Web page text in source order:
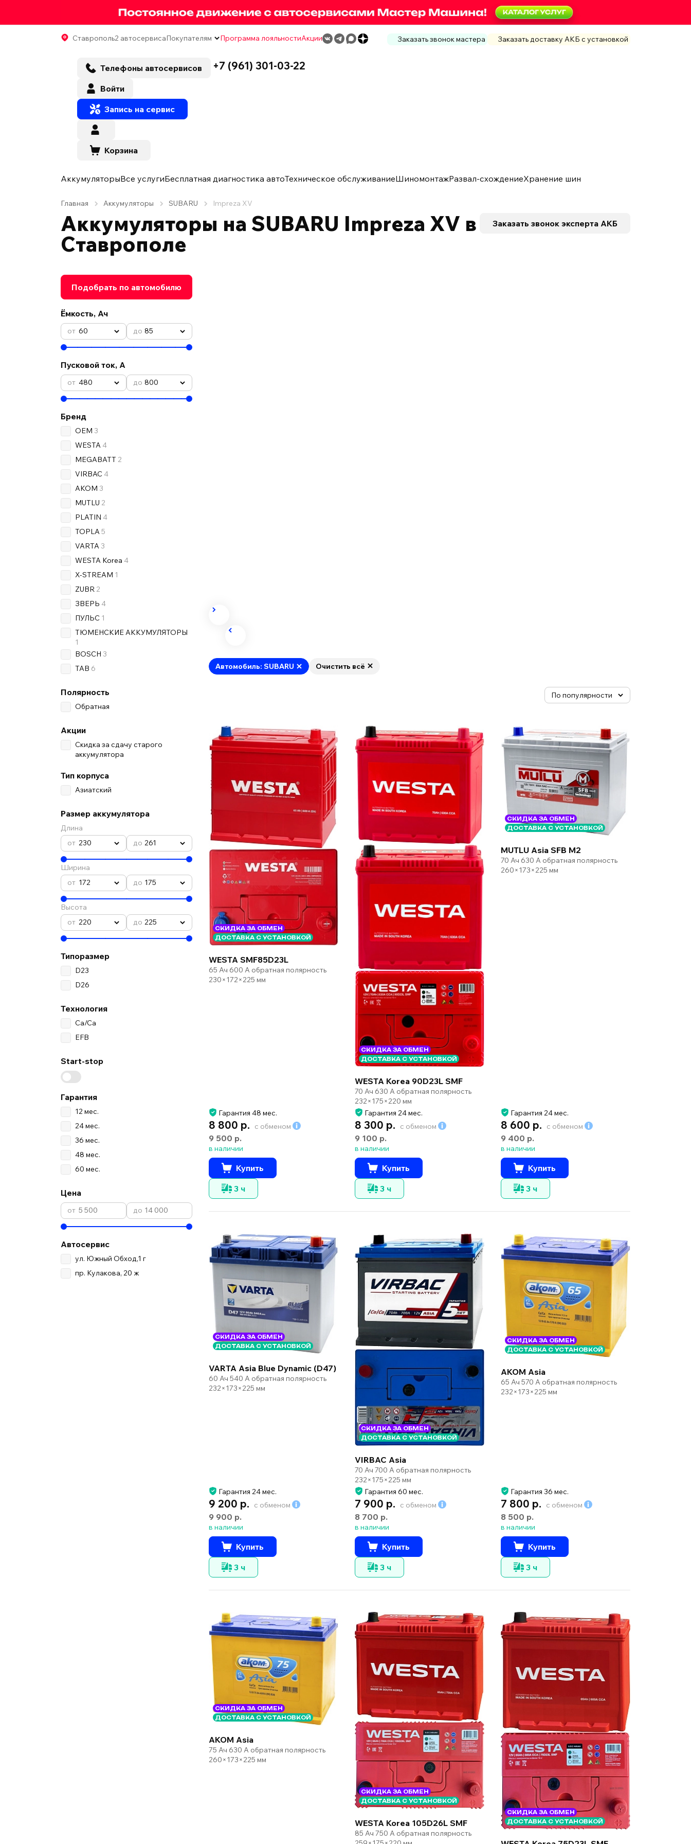
Ставрополь2 автосервисаПокупателям Программа лояльностиАкции Заказать звонок мастера Заказать доставку АКБ с установкой
Телефоны автосервисов +7 (961) 301-03-22
Войти
Запись на сервис
Корзина
АккумуляторыВсе услугиБесплатная диагностика автоТехническое обслуживаниеШиномонтажРазвал-схождениеХранение шин
Главная Аккумуляторы SUBARU Impreza XV
Аккумуляторы на SUBARU Impreza XV в
Ставрополе
Заказать звонок эксперта АКБ
Подобрать по автомобилю
Ёмкость, Ач
60 85
Пусковой ток, А
480 800
Бренд
OEM 3
WESTA 4
MEGABATT 2
VIRBAC 4
AKOM 3
MUTLU 2
PLATIN 4
TOPLA 5
VARTA 3
WESTA Korea 4
X-STREAM 1
ZUBR 2
ЗВЕРЬ 4
ПУЛЬС 1
ТЮМЕНСКИЕ АККУМУЛЯТОРЫ
1
BOSCH 3
TAB 6
Полярность
Обратная
Акции
Скидка за сдачу старого
аккумулятора
Тип корпуса
Азиатский
Размер аккумулятора
Длина
230
261
Ширина
172
175
Высота
220
225
Типоразмер
D23
D26
Технология
Ca/Ca
EFB
Start-stop
Гарантия
12 мес.
24 мес.
36 мес.
48 мес.
60 мес.
Цена
Автосервис
ул. Южный Обход,1 г
пр. Кулакова, 20 ж
Автомобиль: SUBARU Очистить всё
СКИДКА ЗА ОБМЕН
ДОСТАВКА С УСТАНОВКОЙ
WESTA SMF85D23L
65 Ач 600 А обратная полярность
230×172×225 мм
Гарантия 48 мес.
8 800 р. с обменом
9 500 р.
в наличии
Купить
3 ч
СКИДКА ЗА ОБМЕН
ДОСТАВКА С УСТАНОВКОЙ
WESTA Korea 90D23L SMF
70 Ач 630 А обратная полярность
232×175×220 мм
Гарантия 24 мес.
8 300 р. с обменом
9 100 р.
в наличии
Купить
3 ч
СКИДКА ЗА ОБМЕН
ДОСТАВКА С УСТАНОВКОЙ
MUTLU Asia SFB M2
70 Ач 630 А обратная полярность
260×173×225 мм
Гарантия 24 мес.
8 600 р. с обменом
9 400 р.
в наличии
Купить
3 ч
СКИДКА ЗА ОБМЕН
ДОСТАВКА С УСТАНОВКОЙ
VARTA Asia Blue Dynamic (D47)
60 Ач 540 А обратная полярность
232×173×225 мм
Гарантия 24 мес.
9 200 р. с обменом
9 900 р.
в наличии
Купить
3 ч
СКИДКА ЗА ОБМЕН
ДОСТАВКА С УСТАНОВКОЙ
VIRBAC Asia
70 Ач 700 А обратная полярность
232×175×225 мм
Гарантия 60 мес.
7 900 р. с обменом
8 700 р.
в наличии
Купить
3 ч
СКИДКА ЗА ОБМЕН
ДОСТАВКА С УСТАНОВКОЙ
AKOM Asia
65 Ач 570 А обратная полярность
232×173×225 мм
Гарантия 36 мес.
7 800 р. с обменом
8 500 р.
в наличии
Купить
3 ч
СКИДКА ЗА ОБМЕН
ДОСТАВКА С УСТАНОВКОЙ
AKOM Asia
75 Ач 630 А обратная полярность
260×173×225 мм
СКИДКА ЗА ОБМЕН
ДОСТАВКА С УСТАНОВКОЙ
WESTA Korea 105D26L SMF
85 Ач 750 А обратная полярность
СКИДКА ЗА ОБМЕН
ДОСТАВКА С УСТАНОВКОЙ